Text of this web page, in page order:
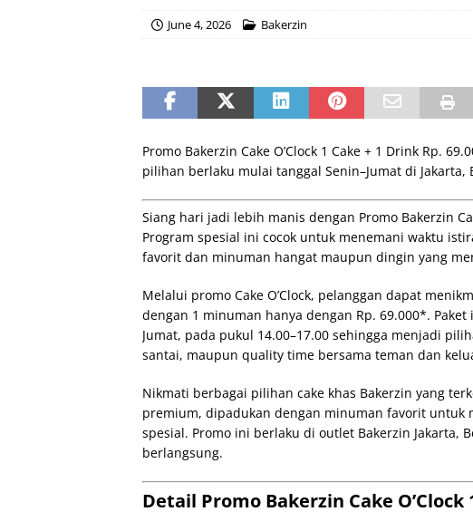
June 4, 2026 Bakerzin
Promo Bakerzin Cake O’Clock 1 Cake + 1 Drink Rp.
pilihan berlaku mulai tanggal Senin–Jumat di Jakarta,
Siang hari jadi lebih manis dengan Promo Bakerzin
Program spesial ini cocok untuk menemani waktu
favorit dan minuman hangat maupun dingin yang
Melalui promo Cake O’Clock, pelanggan dapat
dengan 1 minuman hanya dengan Rp. 69.000*.
Jumat, pada pukul 14.00–17.00 sehingga menjadi
santai, maupun quality time bersama teman dan
Nikmati berbagai pilihan cake khas Bakerzin yang
premium, dipadukan dengan minuman favorit untuk
spesial. Promo ini berlaku di outlet Bakerzin Jakarta,
berlangsung.
Detail Promo Bakerzin Cake O’Clock